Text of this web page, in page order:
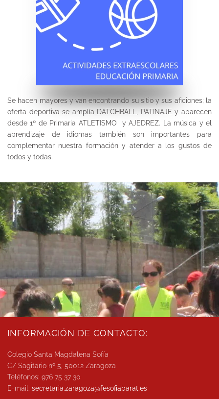
MÁS INFORMACIÓN
Se hacen mayores y van encontrando su sitio y sus aficiones; la
oferta deportiva se amplía DATCHBALL, PATINAJE y aparecen
desde 1º de Primaria ATLETISMO y AJEDREZ. La música y el
aprendizaje de idiomas también son importantes para
complementar nuestra formación y atender a los gustos de
todos y todas.
INFORMACIÓN DE CONTACTO:
Colegio Santa Magdalena Sofía
C/ Sagitario nº 5, 50012 Zaragoza
Teléfonos: 976 75 37 30
E-mail: secretaria.zaragoza@fesofiabarat.es